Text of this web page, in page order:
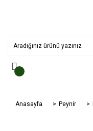
Anasayfa Peynir